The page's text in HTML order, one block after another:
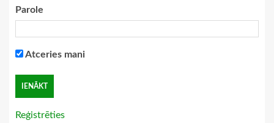
Parole
Atceries mani
Reģistrēties